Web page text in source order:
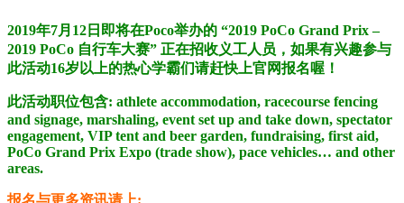
2019年7月12日即将在Poco举办的 “2019 PoCo Grand Prix –
2019 PoCo 自行车大赛” 正在招收义工人员，如果有兴趣参与
此活动16岁以上的热心学霸们请赶快上官网报名喔！
此活动职位包含: athlete accommodation, racecourse fencing
and signage, marshaling, event set up and take down, spectator
engagement, VIP tent and beer garden, fundraising, first aid,
PoCo Grand Prix Expo (trade show), pace vehicles… and other
areas.
报名与更多资讯请上: